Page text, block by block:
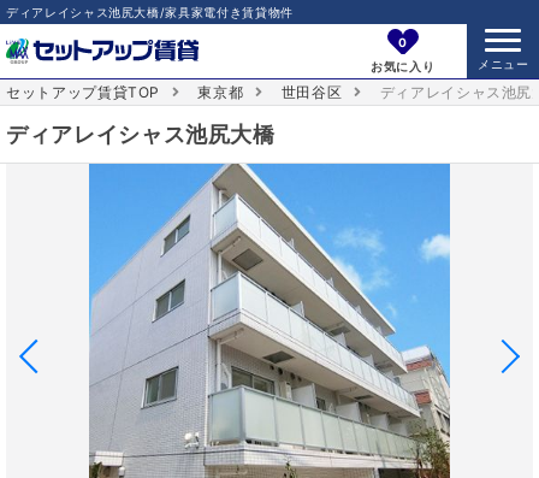
ディアレイシャス池尻大橋/家具家電付き賃貸物件
0
お気に入り
セットアップ賃貸TOP 東京都 世田谷区 ディアレイシャス池尻
ディアレイシャス池尻大橋